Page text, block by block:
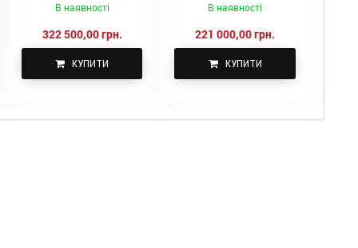
В наявності
322 500,00 грн.
КУПИТИ
В наявності
221 000,00 грн.
КУПИТИ